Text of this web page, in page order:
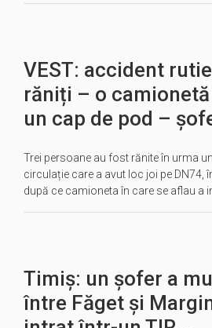
VEST: accident
răniți – o
un cap de pod –
Trei persoane au fost rănite în urma
circulație care a avut loc joi pe DN74,
după ce camioneta în care se aflau a
Timiș: un șofer a
între Făget și